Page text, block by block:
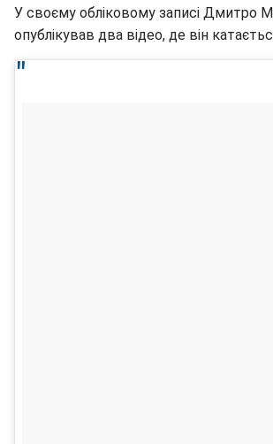
У своєму обліковому записі Дмитро
опублікував два відео, де він